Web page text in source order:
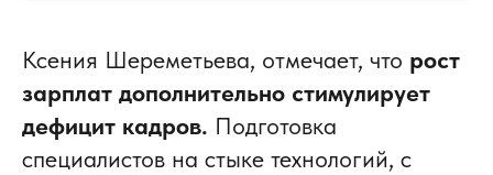
Ксения Шереметьева, отмечает, что рост
зарплат дополнительно стимулирует
дефицит кадров. Подготовка
специалистов на стыке технологий, с